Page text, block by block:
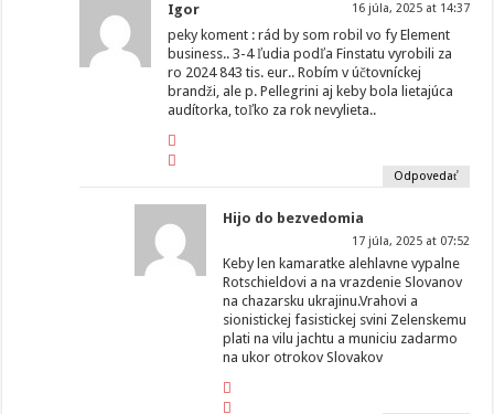
Igor 16 júla, 2025 at 14:37
peky koment : rád by som robil vo fy Element
business.. 3-4 ľudia podľa Finstatu vyrobili za
ro 2024 843 tis. eur.. Robím v účtovníckej
brandži, ale p. Pellegrini aj keby bola lietajúca
audítorka, toľko za rok nevylieta..
Odpovedať
Hijo do bezvedomia
17 júla, 2025 at 07:52
Keby len kamaratke alehlavne vypalne
Rotschieldovi a na vrazdenie Slovanov
na chazarsku ukrajinu.Vrahovi a
sionistickej fasistickej svini Zelenskemu
plati na vilu jachtu a municiu zadarmo
na ukor otrokov Slovakov